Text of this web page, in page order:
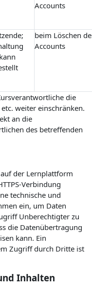
Accounts
beim Löschen
Accounts
die
weiter einschränken.
an die
des betreffenden
der Lernplattform
Verbindung
technische und
ein, um Daten
Unberechtigter zu
die Datenübertragung
kann. Ein
Zugriff durch Dritte ist
Inhalten